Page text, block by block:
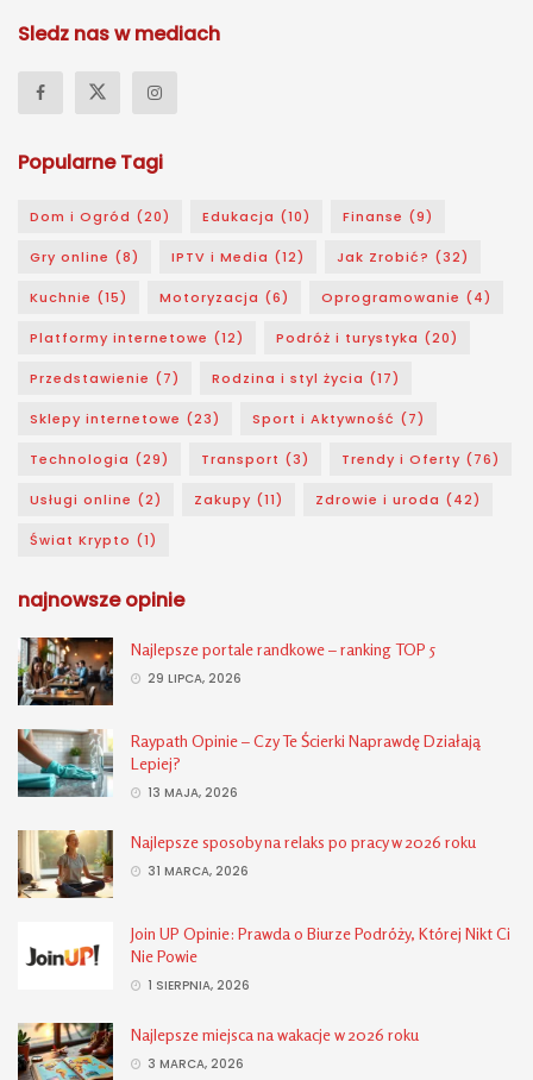
Sledz nas w mediach
Popularne Tagi
Dom i Ogród (20) Edukacja (10) Finanse (9)
Gry online (8) IPTV i Media (12) Jak Zrobić? (32)
Kuchnie (15) Motoryzacja (6) Oprogramowanie (4)
Platformy internetowe (12) Podróż i turystyka (20)
Przedstawienie (7) Rodzina i styl życia (17)
Sklepy internetowe (23) Sport i Aktywność (7)
Technologia (29) Transport (3) Trendy i Oferty (76)
Usługi online (2) Zakupy (11) Zdrowie i uroda (42)
Świat Krypto (1)
najnowsze opinie
Najlepsze portale randkowe – ranking TOP 5
29 LIPCA, 2026
Raypath Opinie – Czy Te Ścierki Naprawdę Działają
Lepiej?
13 MAJA, 2026
Najlepsze sposoby na relaks po pracy w 2026 roku
31 MARCA, 2026
Join UP Opinie: Prawda o Biurze Podróży, Której Nikt Ci
Nie Powie
1 SIERPNIA, 2026
Najlepsze miejsca na wakacje w 2026 roku
3 MARCA, 2026